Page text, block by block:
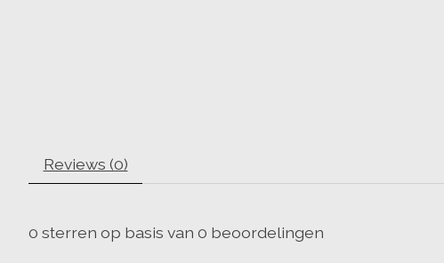
Reviews (0)
0 sterren op basis van 0 beoordelingen